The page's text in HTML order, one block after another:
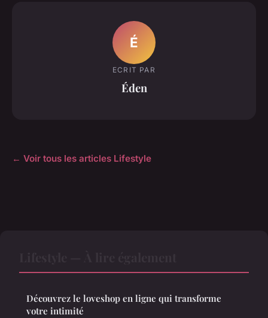
É
ECRIT PAR
Éden
← Voir tous les articles Lifestyle
Découvrez le loveshop en ligne qui transforme
votre intimité